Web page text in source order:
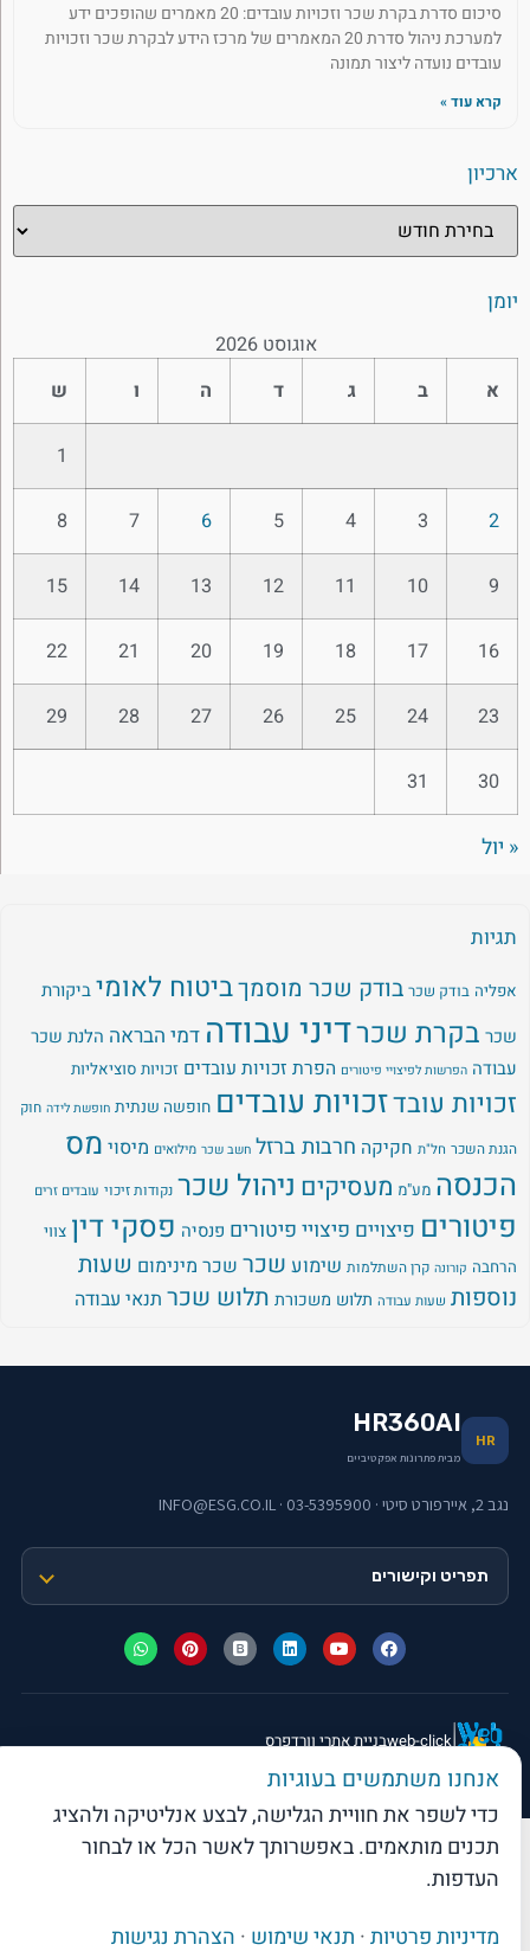
סיכום סדרת בקרת שכר וזכויות עובדים: 20 מאמרים שהופכים ידע
למערכת ניהול סדרת 20 המאמרים של מרכז הידע לבקרת שכר וזכויות
עובדים נועדה ליצור תמונה
קרא עוד »
ארכיון
יומן
אוגוסט 2026
א
ב ד ה ש
2
3
4
5
6
7
8
9
10
11
12
13
14
15
16
17
18
19
20
21
22
23
24
25
26
27
28
29
30
31
« יול
תגיות
אפליה בודק שכר בודק שכר מוסמךביטוח לאומי ביקורת
שכרבקרת שכרדיני עבודהדמי הבראההלנת שכר
עבודה הפרשות לפיצויי פיטורים הפרת זכויות עובדים זכויות סוציאליות
זכויות עובדזכויות עובדים חופשה שנתית חופשת לידה חוק
הגנת השכר חל"ת חקיקהחרבות ברזל חשב שכר מילואים מיסוימס
הכנסה מע"מ מעסיקיםניהול שכר נקודות זיכוי עובדים זרים
פיטוריםפיצוייםפיצויי פיטוריםפנסיהפסקי דין צווי
הרחבה קורונה קרן השתלמות שימועשכרשכר מינימוםשעות
נוספות שעות עבודה תלוש משכורתתלוש שכרתנאי עבודה
HR
HR360AI
מבית פתרונות אפקטיביים
נגב 2, איירפורט סיטי · 03-5395900 · INFO@ESG.CO.IL
תפריט וקישורים
web-clickבניית אתרי וורדפרס
אנחנו משתמשים בעוגיות
כדי לשפר את חוויית הגלישה, לבצע אנליטיקה ולהציג
תכנים מותאמים. באפשרותך לאשר הכל או לבחור
העדפות.
מדיניות פרטיות·תנאי שימוש·הצהרת נגישות